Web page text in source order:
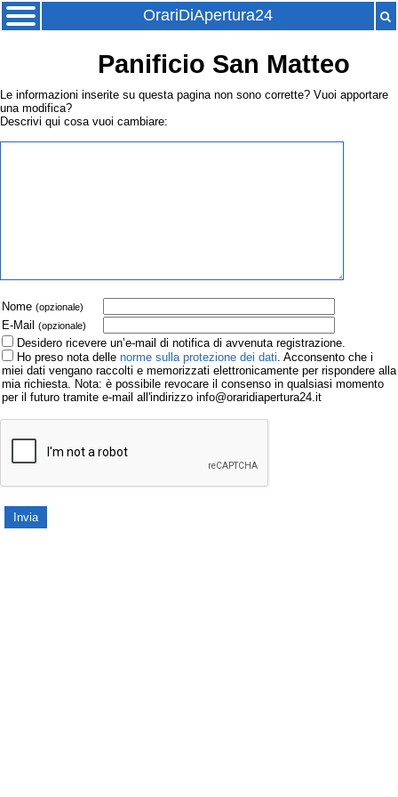
OrariDiApertura24
Panificio San Matteo
Le informazioni inserite su questa pagina non sono corrette? Vuoi apportare
una modifica?
Descrivi qui cosa vuoi cambiare:
Nome (opzionale)
E-Mail (opzionale)
Desidero ricevere un’e-mail di notifica di avvenuta registrazione.
Ho preso nota delle norme sulla protezione dei dati. Acconsento che i
miei dati vengano raccolti e memorizzati elettronicamente per rispondere alla
mia richiesta. Nota: è possibile revocare il consenso in qualsiasi momento
per il futuro tramite e-mail all'indirizzo info@oraridiapertura24.it